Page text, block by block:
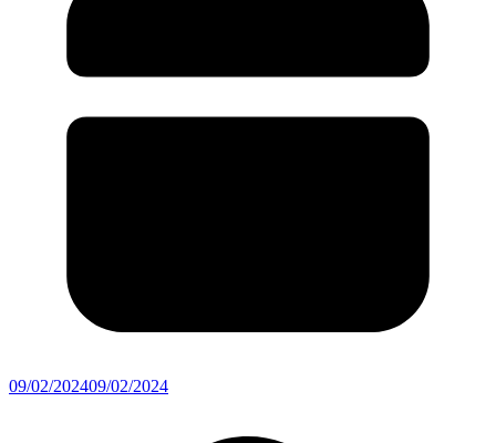
09/02/202409/02/2024